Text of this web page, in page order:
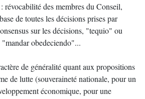
révocabilité des membres du Conseil,
de toutes les décisions prises par
sur les décisions, "tequio" ou
obedeciendo"...
de généralité quant aux propositions
de lutte (souveraineté nationale, pour un
économique, pour une